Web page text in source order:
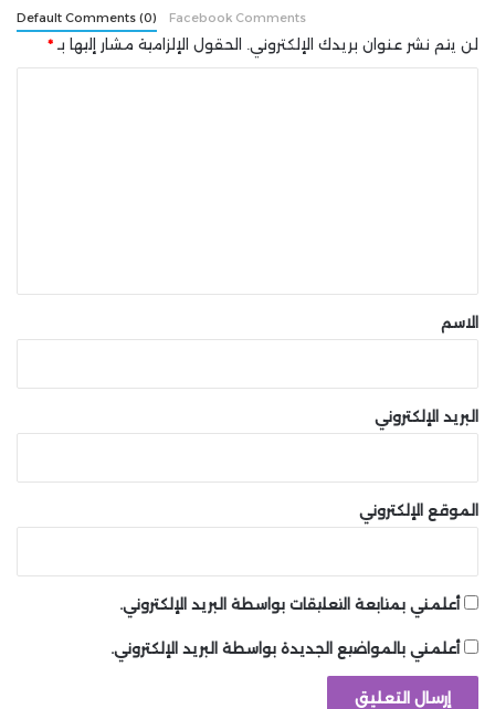
Default Comments (0) Facebook Comments
لن يتم نشر عنوان بريدك الإلكتروني. الحقول الإلزامية مشار إليها بـ *
*الاسم
البريد الإلكتروني
الموقع الإلكتروني
أعلمني بمتابعة التعليقات بواسطة البريد الإلكتروني.
أعلمني بالمواضيع الجديدة بواسطة البريد الإلكتروني.